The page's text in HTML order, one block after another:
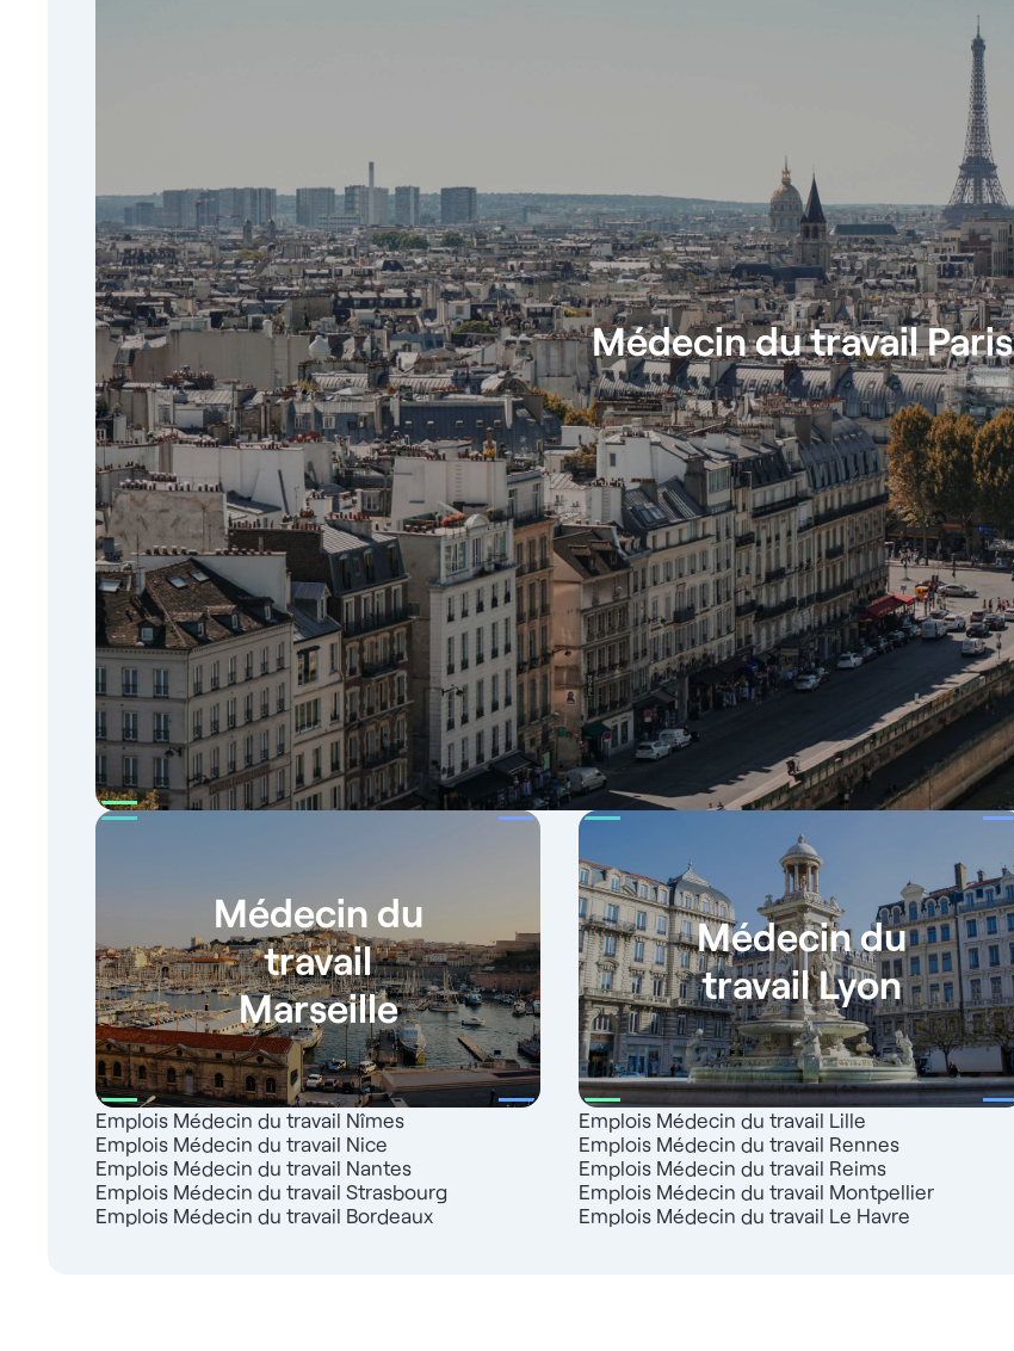
Médecin du travail Paris
Médecin du
travail
Marseille
Emplois Médecin du travail Nîmes
Emplois Médecin du travail Nice
Emplois Médecin du travail Nantes
Emplois Médecin du travail Strasbourg
Emplois Médecin du travail Bordeaux
Médecin du
travail Lyon
Emplois Médecin du travail Lille
Emplois Médecin du travail Rennes
Emplois Médecin du travail Reims
Emplois Médecin du travail Montpellier
Emplois Médecin du travail Le Havre